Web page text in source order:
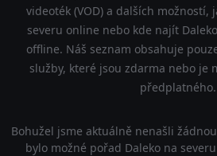
videoték (VOD) a dalších možností,
severu online nebo kde najít
offline. Náš seznam obsahuje
služby, které jsou zdarma nebo je
předplatného.
Bohužel jsme aktuálně nenašli
bylo možné pořad Daleko na